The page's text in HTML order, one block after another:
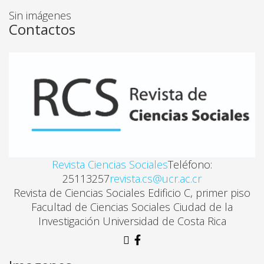
EL PENSAMIENTO ECONÓMICO-SOCIAL DE
EL PAPEL DE RODRIGO FACIO EN LA
Alex Solís Fallas
Olga Prieto Cruz
LA CONSTRUCCIÓN DEL “BENEFICIARIO” EN
Valeria Llobet, Cecilia Litichever, Gabriela Magistris
Sin imágenes
Contactos
Revista Ciencias SocialesTeléfono:
25113257revista.cs@ucr.ac.cr
Revista de Ciencias Sociales Edificio C, primer piso
Facultad de Ciencias Sociales Ciudad de la
Investigación Universidad de Costa Rica